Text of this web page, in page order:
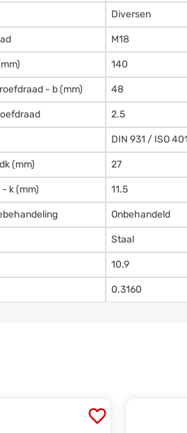
Diversen
M18
140
- b (mm) 48
2.5
DIN 931 / ISO
(mm) 27
k (mm) 11.5
Onbehandeld
Staal
10.9
0.3160